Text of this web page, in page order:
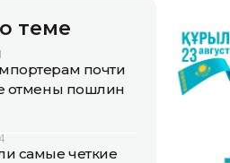
теме
почти
отмены пошлин
самые четкие